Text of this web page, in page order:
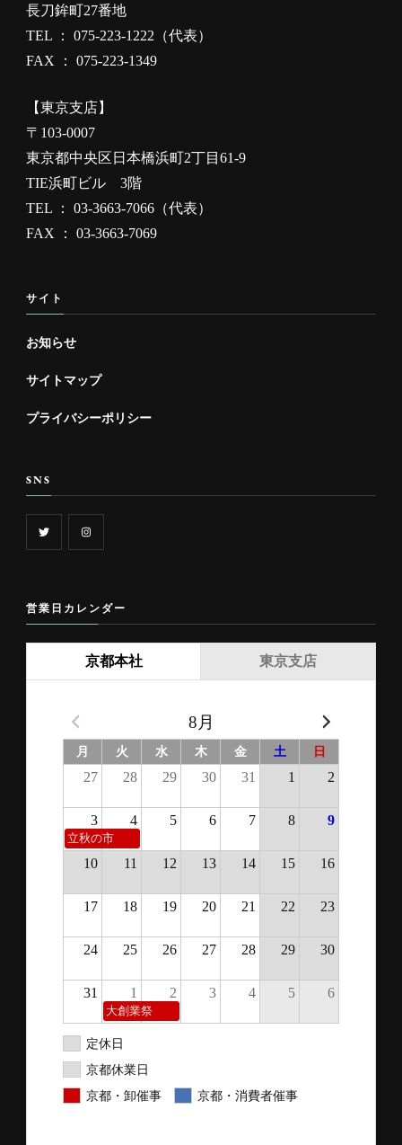
長刀鉾町27番地
TEL ： 075-223-1222（代表）
FAX ： 075-223-1349
【東京支店】
〒103-0007
東京都中央区日本橋浜町2丁目61-9
TIE浜町ビル 3階
TEL ： 03-3663-7066（代表）
FAX ： 03-3663-7069
サイト
お知らせ
サイトマップ
プライバシーポリシー
SNS
営業日カレンダー
京都本社
8月
月 火 水 木 金 土 日
27 28 29 30 31 1 2
3 4 5 6 7 8 9
立秋の市
10 11 12 13 14 15 16
17 18 19 20 21 22 23
24 25 26 27 28 29 30
31 1 2 3 4 5 6
大創業祭
定休日
京都休業日
京都・卸催事
京都・消費者催事
東京支店